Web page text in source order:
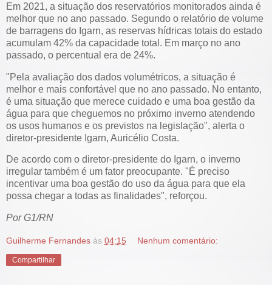
Em 2021, a situação dos reservatórios monitorados ainda é
melhor que no ano passado. Segundo o relatório de volume
de barragens do Igarn, as reservas hídricas totais do estado
acumulam 42% da capacidade total. Em março no ano
passado, o percentual era de 24%.
"Pela avaliação dos dados volumétricos, a situação é
melhor e mais confortável que no ano passado. No entanto,
é uma situação que merece cuidado e uma boa gestão da
água para que cheguemos no próximo inverno atendendo
os usos humanos e os previstos na legislação", alerta o
diretor-presidente Igarn, Auricélio Costa.
De acordo com o diretor-presidente do Igarn, o inverno
irregular também é um fator preocupante. "É preciso
incentivar uma boa gestão do uso da água para que ela
possa chegar a todas as finalidades", reforçou.
Por G1/RN
Guilherme Fernandes às 04:15 Nenhum comentário:
Compartilhar